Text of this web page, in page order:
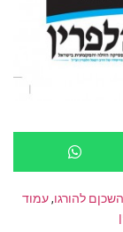
להורגו,עמוד